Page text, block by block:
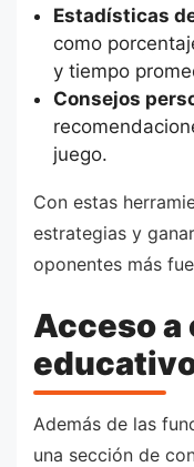
Estadísticas
como
y tiempo
Consejos
juego.
Con estas
estrategias y
oponentes más
Acceso
Además de las
una sección de